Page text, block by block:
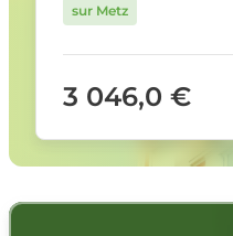
sur Metz
3 046,0 €